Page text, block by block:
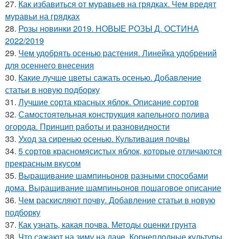
27. Как избавиться от муравьев на грядках. Чем вредят
муравьи на грядках
28. Розы новинки 2019. НОВЫЕ РОЗЫ Д. ОСТИНА
2022/2019
29. Чем удобрять осенью растения. Линейка удобрений
для осеннего внесения
30. Какие лучше цветы сажать осенью. Добавление
статьи в новую подборку
31. Лучшие сорта красных яблок. Описание сортов
32. Самостоятельная конструкция капельного полива
огорода. Принцип работы и разновидности
33. Уход за сиренью осенью. Культивация почвы
34. 5 сортов красномясистых яблок, которые отличаются
прекрасным вкусом
35. Выращивание шампиньонов разными способами
дома. Выращивание шампиньонов пошаговое описание
36. Чем раскисляют почву. Добавление статьи в новую
подборку
37. Как узнать, какая почва. Методы оценки грунта
38. Что сажают на зиму на даче. Корнеплодные культуры